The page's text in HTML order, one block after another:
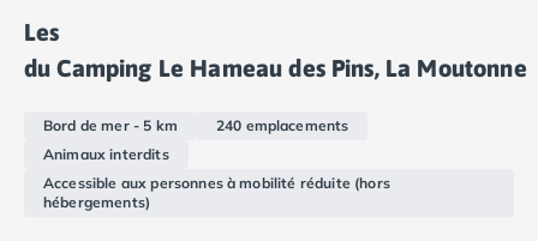
Camping Cancale
Camping Dinard
Camping Saint-Malo
Camping La Trinité sur Mer
Les
du Camping Le Hameau des Pins, La Moutonne
Bord de mer - 5 km
240 emplacements
Animaux interdits
Accessible aux personnes à mobilité réduite (hors
hébergements)